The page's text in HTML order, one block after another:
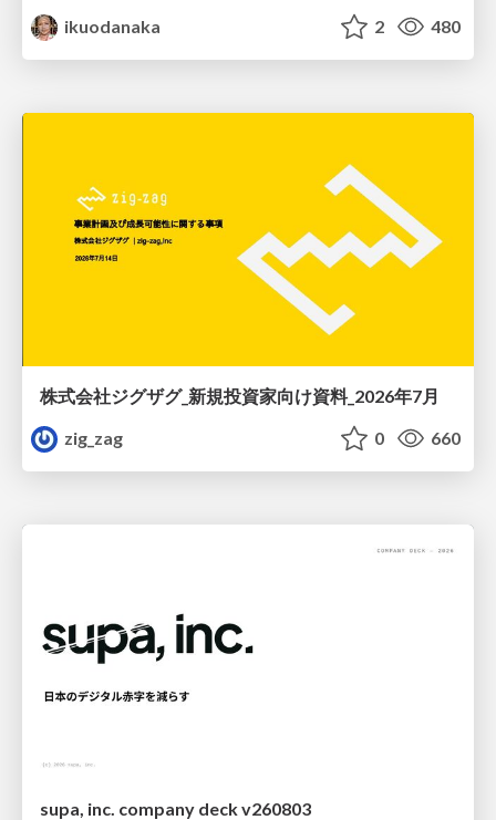
ikuodanaka 2 480
株式会社ジグザグ_新規投資家向け資料_2026年7月
zig_zag
0 660
supa, inc. company deck v260803